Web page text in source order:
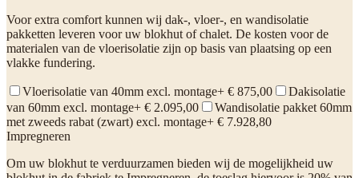
Voor extra comfort kunnen wij dak-, vloer-, en wandisolatie
pakketten leveren voor uw blokhut of chalet. De kosten voor de
materialen van de vloerisolatie zijn op basis van plaatsing op een
vlakke fundering.
Vloerisolatie van 40mm excl. montage+ € 875,00
Dakisolatie
van 60mm excl. montage+ € 2.095,00
Wandisolatie pakket 60mm
met zweeds rabat (zwart) excl. montage+ € 7.928,80
Impregneren
Om uw blokhut te verduurzamen bieden wij de mogelijkheid uw